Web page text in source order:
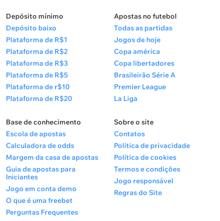
Placar exato
Odd (~)
3 x 1
10.00
2 x 0
6.50
3 x 0
7.50
Quando e onde assistir
A partida começa em 30 de junho de 2026, no
MetLife Stadium, em East Rutherford (EUA), às
18:00 BRT.
Transmissões ao vivo dos jogos da Copa do Mundo
no Brasil: TV Globo, SBT e N Sports.
Depósito mínimo
Depósito baixo
Plataforma de R$1
Plataforma de R$2
Plataforma de R$3
Plataforma de R$5
Plataforma de r$10
Plataforma de R$20
Apostas no futebol
Todas as partidas
Jogos de hoje
Copa américa
Copa libertadores
Brasileirão Série A
Premier League
La Liga
Base de conhecimento
Escola de apostas
Calculadora de odds
Margem da casa de apostas
Guia de apostas para
Iniciantes
Jogo em conta demo
O que é uma freebet
Perguntas Frequentes
Sobre o site
Contatos
Política de privacidade
Política de cookies
Termos e condições
Jogo responsável
Regras do Site